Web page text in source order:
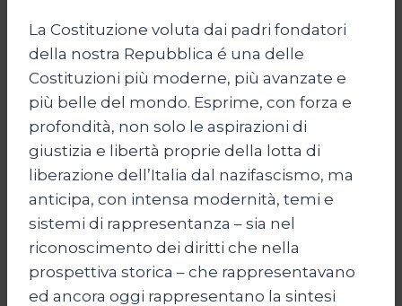
La Costituzione voluta dai padri fondatori
della nostra Repubblica é una delle
Costituzioni più moderne, più avanzate e
più belle del mondo. Esprime, con forza e
profondità, non solo le aspirazioni di
giustizia e libertà proprie della lotta di
liberazione dell’Italia dal nazifascismo, ma
anticipa, con intensa modernità, temi e
sistemi di rappresentanza – sia nel
riconoscimento dei diritti che nella
prospettiva storica – che rappresentavano
ed ancora oggi rappresentano la sintesi